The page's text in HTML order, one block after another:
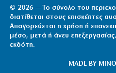
© 2026 — Το σύνολο του
διατίθεται στους επισκέπτες
Απαγορεύεται η χρήση ή
μέσο, μετά ή άνευ
εκδότη.
MADE BY